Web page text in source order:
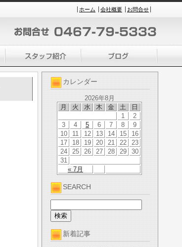
ホーム 会社概要 お問合せ
カレンダー
2026年8月
月
火 水 木 金 土 日
« 7月
1
2
3
4 5 6 7 8
9
10
11 12 13 14 15
16
17
18 19 20 21 22
23
24
25 26 27 28 29
30
31
SEARCH
新着記事